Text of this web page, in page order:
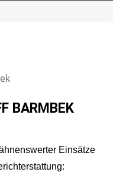
BARMBEK
Einsätze